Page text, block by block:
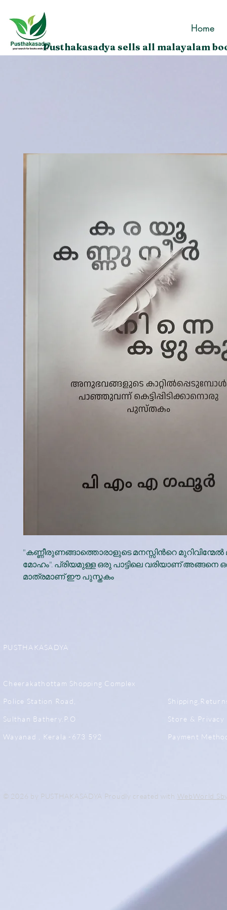
Home
Pusthakasadya sells all malayalam
"കണ്ണീരുണങ്ങാത്തൊരാളുടെ മനസ്സിൻറെ
മോഹം". പ്രിയമുള്ള ഒരു പാട്ടിലെ വരിയാണ് അങ്ങനെ
മാത്രമാണ് ഈ പുസ്തകം
PUSTHAKASADYA
Cheerakathottam Shopping Complex
Police Station Road,
Sulthan Bathery.P.O
Wayanad , Kerala -673 592
Store & Privacy
Payment
© 2026 by PUSTHAKASADYA Proudly created with WebWorld